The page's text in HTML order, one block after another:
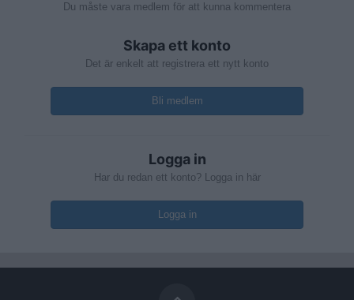
Du måste vara medlem för att kunna kommentera
Skapa ett konto
Det är enkelt att registrera ett nytt konto
Bli medlem
Logga in
Har du redan ett konto? Logga in här
Logga in